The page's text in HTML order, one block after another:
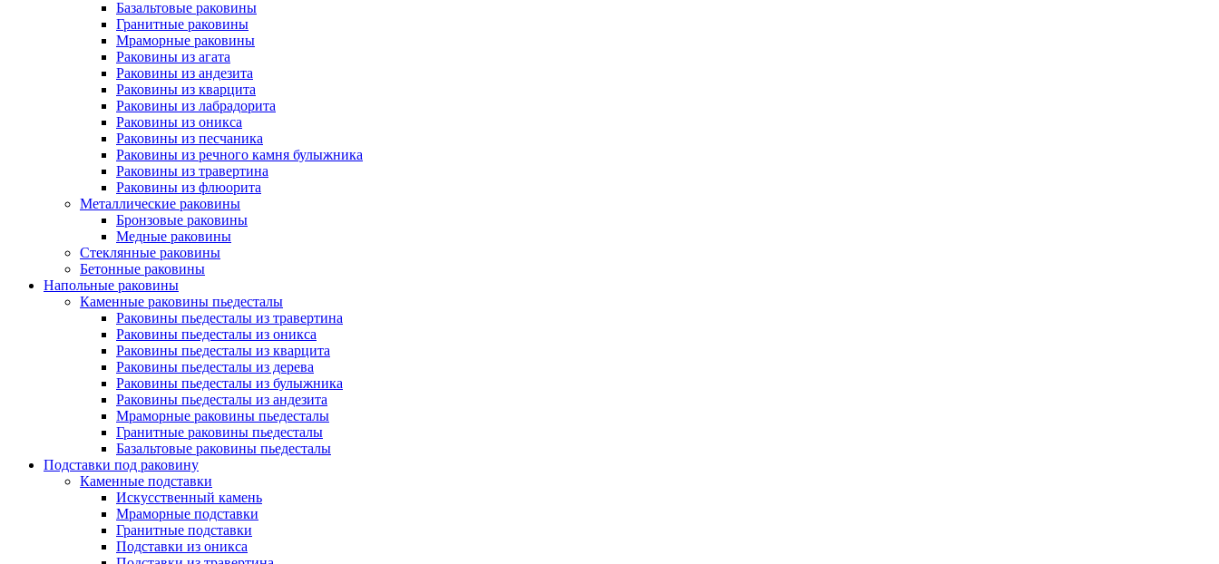
Базальтовые раковины
Гранитные раковины
Мраморные раковины
Раковины из агата
Раковины из андезита
Раковины из кварцита
Раковины из лабрадорита
Раковины из оникса
Раковины из песчаника
Раковины из речного камня булыжника
Раковины из травертина
Раковины из флюорита
Металлические раковины
Бронзовые раковины
Медные раковины
Стеклянные раковины
Бетонные раковины
Напольные раковины
Каменные раковины пьедесталы
Раковины пьедесталы из травертина
Раковины пьедесталы из оникса
Раковины пьедесталы из кварцита
Раковины пьедесталы из дерева
Раковины пьедесталы из булыжника
Раковины пьедесталы из андезита
Мраморные раковины пьедесталы
Гранитные раковины пьедесталы
Базальтовые раковины пьедесталы
Подставки под раковину
Каменные подставки
Искусственный камень
Мраморные подставки
Гранитные подставки
Подставки из оникса